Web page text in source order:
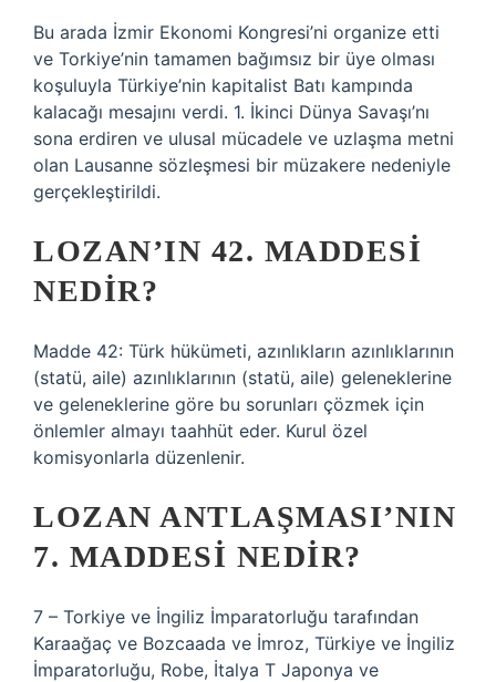
Bu arada İzmir Ekonomi Kongresi’ni organize etti
ve Torkiye’nin tamamen bağımsız bir üye olması
koşuluyla Türkiye’nin kapitalist Batı kampında
kalacağı mesajını verdi. 1. İkinci Dünya Savaşı’nı
sona erdiren ve ulusal mücadele ve uzlaşma metni
olan Lausanne sözleşmesi bir müzakere nedeniyle
gerçekleştirildi.
LOZAN’IN 42. MADDESI
NEDIR?
Madde 42: Türk hükümeti, azınlıkların azınlıklarının
(statü, aile) azınlıklarının (statü, aile) geleneklerine
ve geleneklerine göre bu sorunları çözmek için
önlemler almayı taahhüt eder. Kurul özel
komisyonlarla düzenlenir.
LOZAN ANTLAŞMASI’NIN
7. MADDESI NEDIR?
7 – Torkiye ve İngiliz İmparatorluğu tarafından
Karaağaç ve Bozcaada ve İmroz, Türkiye ve İngiliz
İmparatorluğu, Robe, İtalya T Japonya ve